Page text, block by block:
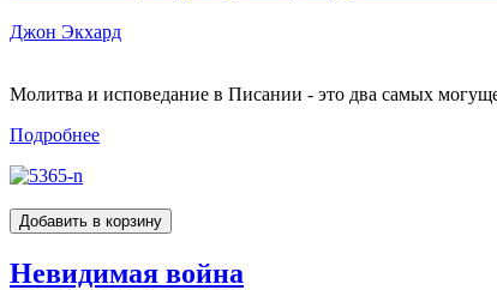
Джон Экхард
Молитва и исповедание в Писании - это два самых
Подробнее
Невидимая война